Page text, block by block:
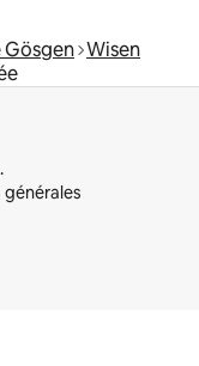
Wisen